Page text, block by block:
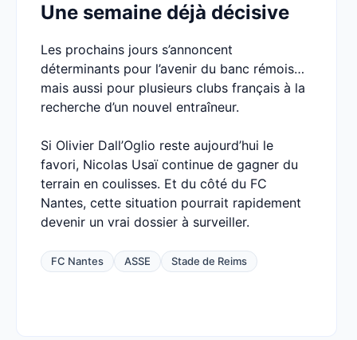
Une semaine déjà décisive
Les prochains jours s’annoncent
déterminants pour l’avenir du banc rémois…
mais aussi pour plusieurs clubs français à la
recherche d’un nouvel entraîneur.
Si Olivier Dall’Oglio reste aujourd’hui le
favori, Nicolas Usaï continue de gagner du
terrain en coulisses. Et du côté du FC
Nantes, cette situation pourrait rapidement
devenir un vrai dossier à surveiller.
FC Nantes ASSE Stade de Reims